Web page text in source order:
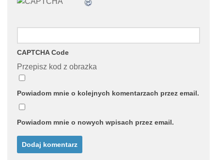
CAPTCHA Code
Przepisz kod z obrazka
Powiadom mnie o kolejnych komentarzach przez email.
Powiadom mnie o nowych wpisach przez email.